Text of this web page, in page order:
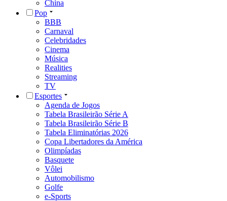
China
Pop
BBB
Carnaval
Celebridades
Cinema
Música
Realities
Streaming
TV
Esportes
Agenda de Jogos
Tabela Brasileirão Série A
Tabela Brasileirão Série B
Tabela Eliminatórias 2026
Copa Libertadores da América
Olimpíadas
Basquete
Vôlei
Automobilismo
Golfe
e-Sports